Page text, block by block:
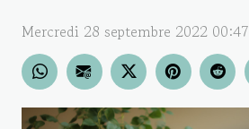
Mercredi 28 septembre 2022 00:47